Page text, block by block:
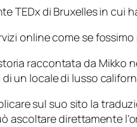
TEDx di Bruxelles in cui
online come se fossimo
raccontata da Mikko
un locale di lusso
sul suo sito la
ascoltare direttamente